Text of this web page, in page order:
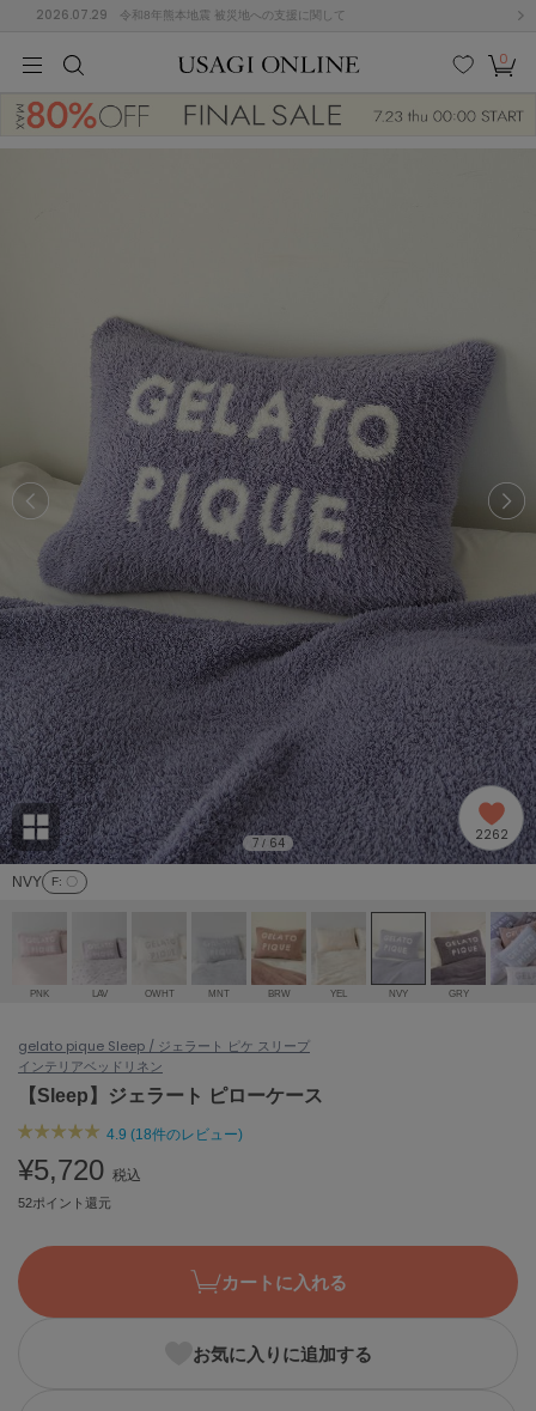
2026.07.29 令和8年熊本地震 被災地への支援に関して
に入
ト
0
(677)
ームウェア (616)
(1991)
リー (633)
ョン雑貨 (856)
(124)
R
Y Z
その
他
ACYM
アシーム
adidas
アディダス
adidas by Stella McCartney
アディダス バイ ステラマッカートニー
ALLISON BROWN
アリソンブラウン
amabro
アマブロ
Ame no chi Hare
アメノチハレ
AMOMMA
アンヌーク
ASICS
Ballelite
BANDOLIER
バンドリヤー
NVY F: 〇
7/ 64 2262
PNK LAV OWHT MNT BRW YEL NVY GRY
gelato pique Sleep / ジェラート ピケ スリープ
インテリアベッドリネン
【Sleep】ジェラート ピローケース
4.9 (18件のレビュー)
¥5,720 税込
52ポイント還元
カートに入れる
お気に入りに追加する